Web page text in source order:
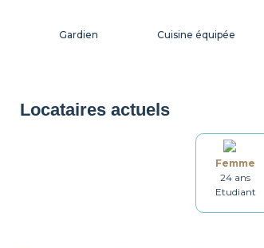
Cuisine équipée
Micro-ondes
Table et chaises
Gardien
Locataires actuels
Femme
24 ans
Etudiant